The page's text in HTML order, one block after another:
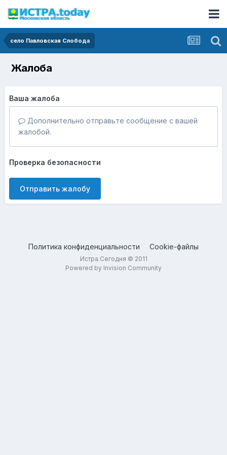
село Павловская Слобода
Жалоба
Ваша жалоба
Дополнительно отправьте сообщение с вашей
жалобой.
Проверка безопасности
Отправить жалобу
Политика конфиденциальности Cookie-файлы
Истра.Сегодня © 2011
Powered by Invision Community